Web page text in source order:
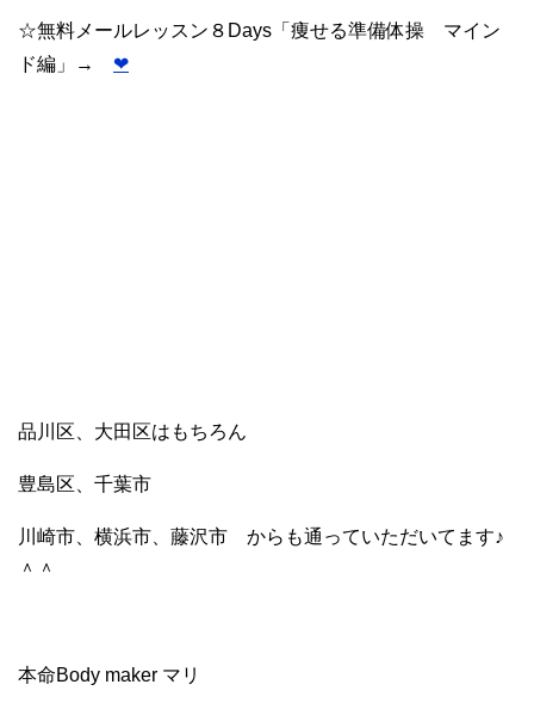
☆無料メールレッスン８Days「痩せる準備体操 マイン
ド編」→ ❤︎
品川区、大田区はもちろん
豊島区、千葉市
川崎市、横浜市、藤沢市 からも通っていただいてます♪
＾＾
本命Body maker マリ